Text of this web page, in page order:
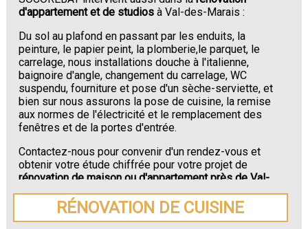
d'appartement et de studios à Val-des-Marais :
Du sol au plafond en passant par les enduits, la
peinture, le papier peint, la plomberie,le parquet, le
carrelage, nous installations douche à l'italienne,
baignoire d'angle, changement du carrelage, WC
suspendu, fourniture et pose d'un sèche-serviette, et
bien sur nous assurons la pose de cuisine, la remise
aux normes de l'électricité et le remplacement des
fenêtres et de la portes d'entrée.
Contactez-nous pour convenir d'un rendez-vous et
obtenir votre étude chiffrée pour votre projet de
rénovation de maison ou d'appartement près de Val-
des-Marais.
RÉNOVATION DE CUISINE